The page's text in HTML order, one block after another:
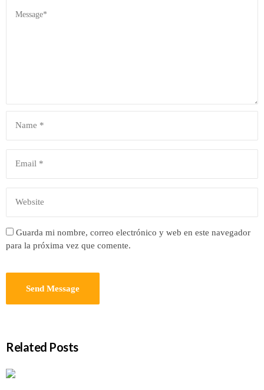
Guarda mi nombre, correo electrónico y web en este navegador
para la próxima vez que comente.
Related Posts